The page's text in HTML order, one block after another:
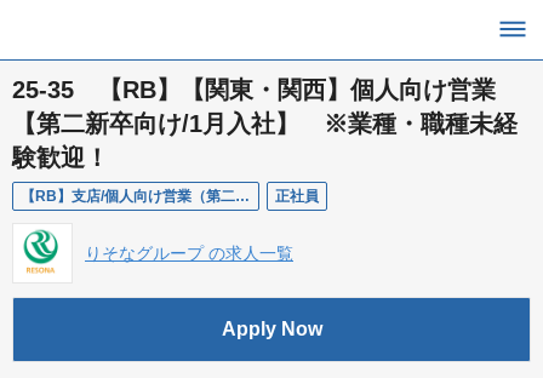
25-35 【RB】【関東・関西】個人向け営業
【第二新卒向け/1月入社】 ※業種・職種未経
験歓迎！
【RB】支店/個人向け営業（第二新卒） 正社員
りそなグループ の求人一覧
Apply Now